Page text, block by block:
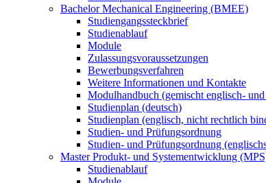
Bachelor Mechanical Engineering (BMEE)
Studiengangssteckbrief
Studienablauf
Module
Zulassungsvoraussetzungen
Bewerbungsverfahren
Weitere Informationen und Kontakte
Modulhandbuch (gemischt englisch-
Studienplan (deutsch)
Studienplan (englisch, nicht rechtlich
Studien- und Prüfungsordnung
Studien- und Prüfungsordnung
Master Produkt- und Systementwicklung
Studienablauf